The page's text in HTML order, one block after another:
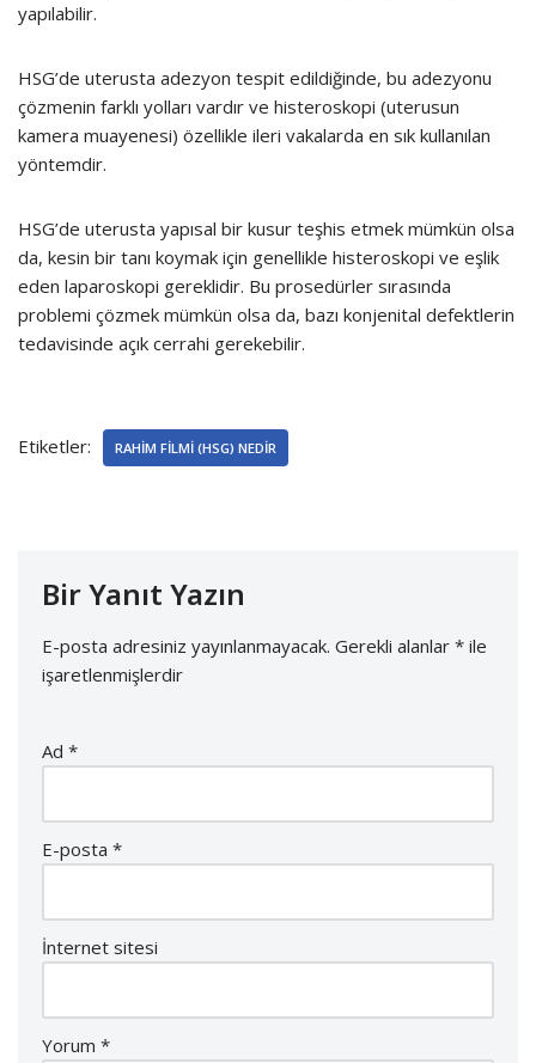
yapılabilir.
HSG’de uterusta adezyon tespit edildiğinde, bu adezyonu
çözmenin farklı yolları vardır ve histeroskopi (uterusun
kamera muayenesi) özellikle ileri vakalarda en sık kullanılan
yöntemdir.
HSG’de uterusta yapısal bir kusur teşhis etmek mümkün olsa
da, kesin bir tanı koymak için genellikle histeroskopi ve eşlik
eden laparoskopi gereklidir. Bu prosedürler sırasında
problemi çözmek mümkün olsa da, bazı konjenital defektlerin
tedavisinde açık cerrahi gerekebilir.
Etiketler: RAHIM FILMI (HSG) NEDIR
Bir Yanıt Yazın
E-posta adresiniz yayınlanmayacak. Gerekli alanlar * ile
işaretlenmişlerdir
Ad *
E-posta *
İnternet sitesi
Yorum *